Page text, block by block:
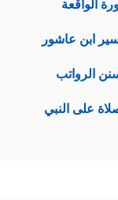
الواقعة
ابن عاشور
الرواتب
على النبي